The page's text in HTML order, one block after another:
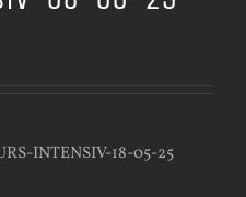
INTENSIV-18-05-25